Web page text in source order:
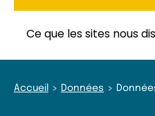
Ce que les sites nous
Accueil Données